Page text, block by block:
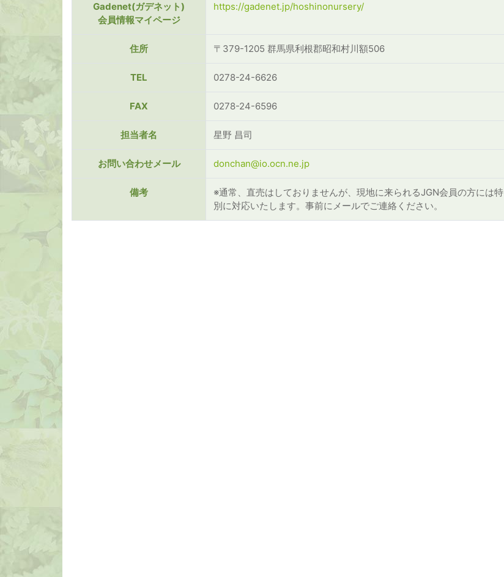
Gadenet(ガデネット)
会員情報マイページ
https://gadenet.jp/hoshinonursery/
住所 〒379-1205 群馬県利根郡昭和村川額506
TEL 0278-24-6626
FAX 0278-24-6596
担当者名 星野 昌司
お問い合わせメール donchan@io.ocn.ne.jp
備考
※通常、直売はしておりませんが、現地に来られるJGN会員の方には特
別に対応いたします。事前にメールでご連絡ください。